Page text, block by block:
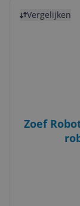
Vergelijken
Zoef